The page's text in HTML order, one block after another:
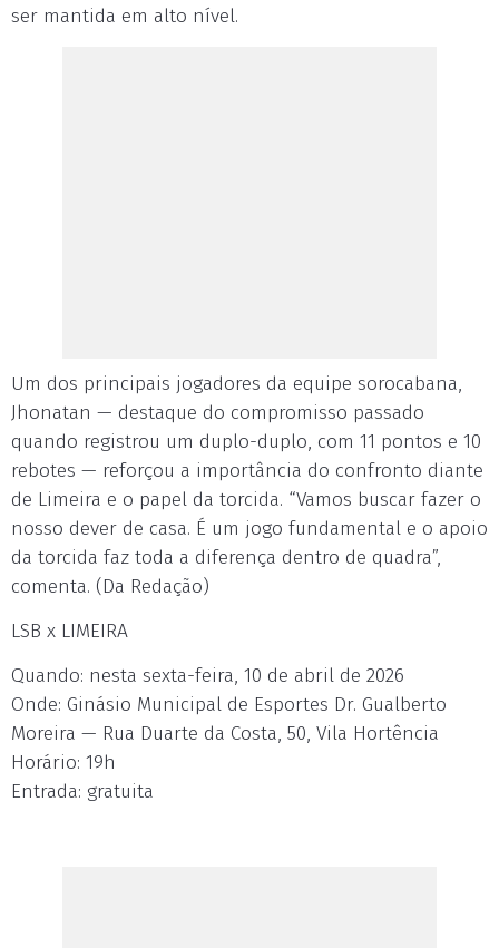
ser mantida em alto nível.
Um dos principais jogadores da equipe sorocabana,
Jhonatan — destaque do compromisso passado
quando registrou um duplo-duplo, com 11 pontos e 10
rebotes — reforçou a importância do confronto diante
de Limeira e o papel da torcida. “Vamos buscar fazer o
nosso dever de casa. É um jogo fundamental e o apoio
da torcida faz toda a diferença dentro de quadra”,
comenta. (Da Redação)
LSB x LIMEIRA
Quando: nesta sexta-feira, 10 de abril de 2026
Onde: Ginásio Municipal de Esportes Dr. Gualberto
Moreira — Rua Duarte da Costa, 50, Vila Hortência
Horário: 19h
Entrada: gratuita